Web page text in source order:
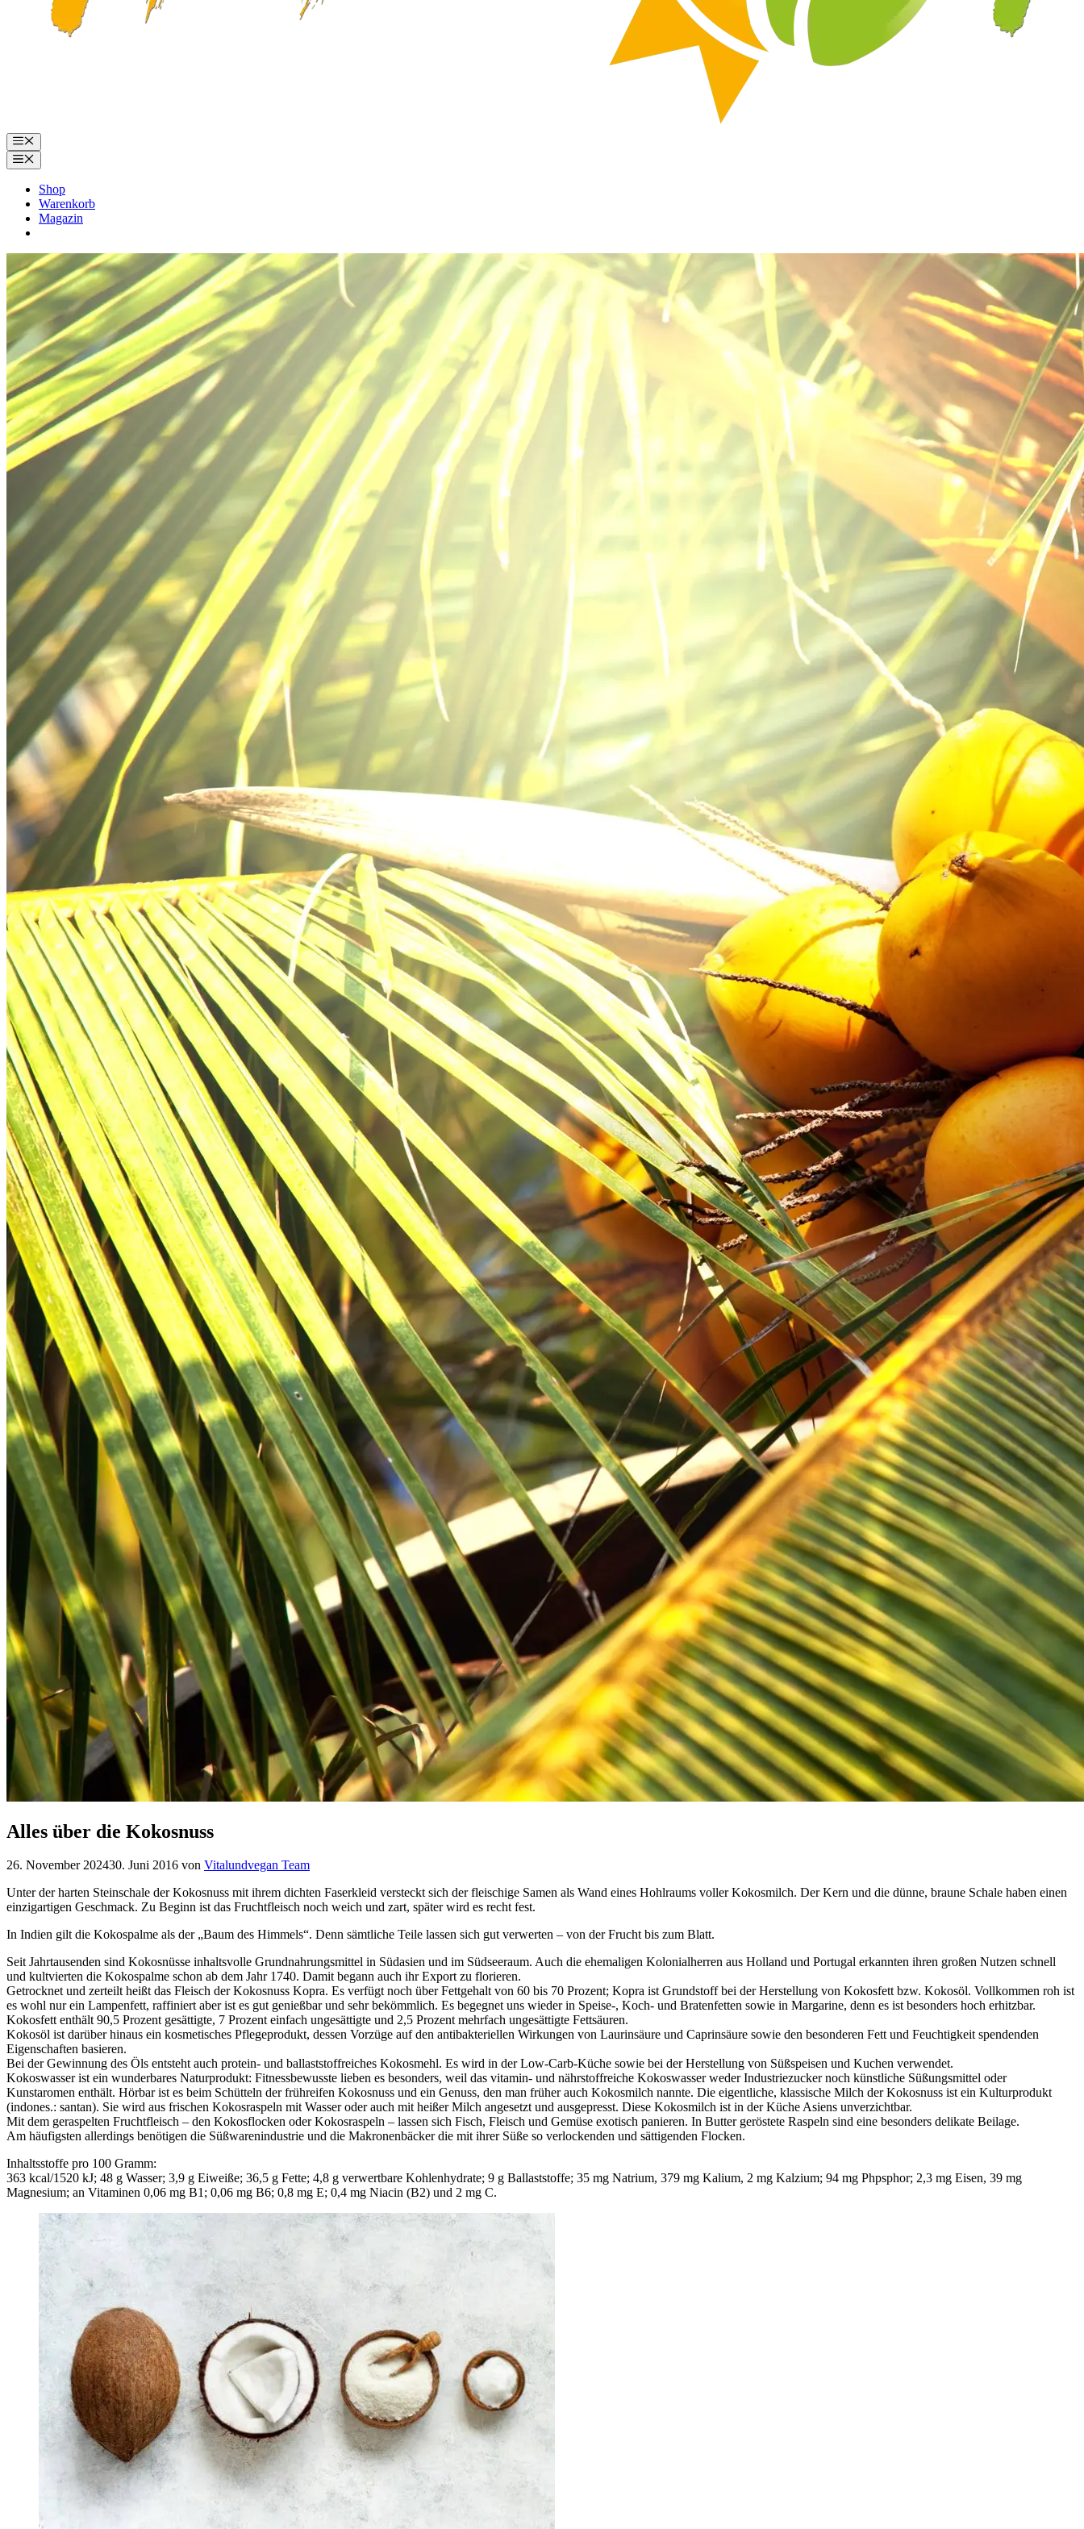
Menü
Menü
Shop
Warenkorb
Magazin
Alles über die Kokosnuss
26. November 202430. Juni 2016 von Vitalundvegan Team
Unter der harten Steinschale der Kokosnuss mit ihrem dichten Faserkleid versteckt sich der fleischige Samen als Wand eines Hohlraums voller Kokosmilch. Der Kern und die dünne, braune Schale haben einen
einzigartigen Geschmack. Zu Beginn ist das Fruchtfleisch noch weich und zart, später wird es recht fest.
In Indien gilt die Kokospalme als der „Baum des Himmels“. Denn sämtliche Teile lassen sich gut verwerten – von der Frucht bis zum Blatt.
Seit Jahrtausenden sind Kokosnüsse inhaltsvolle Grundnahrungsmittel in Südasien und im Südseeraum. Auch die ehemaligen Kolonialherren aus Holland und Portugal erkannten ihren großen Nutzen schnell
und kultvierten die Kokospalme schon ab dem Jahr 1740. Damit begann auch ihr Export zu florieren.
Getrocknet und zerteilt heißt das Fleisch der Kokosnuss Kopra. Es verfügt noch über Fettgehalt von 60 bis 70 Prozent; Kopra ist Grundstoff bei der Herstellung von Kokosfett bzw. Kokosöl. Vollkommen roh ist
es wohl nur ein Lampenfett, raffiniert aber ist es gut genießbar und sehr bekömmlich. Es begegnet uns wieder in Speise-, Koch- und Bratenfetten sowie in Margarine, denn es ist besonders hoch erhitzbar.
Kokosfett enthält 90,5 Prozent gesättigte, 7 Prozent einfach ungesättigte und 2,5 Prozent mehrfach ungesättigte Fettsäuren.
Kokosöl ist darüber hinaus ein kosmetisches Pflegeprodukt, dessen Vorzüge auf den antibakteriellen Wirkungen von Laurinsäure und Caprinsäure sowie den besonderen Fett und Feuchtigkeit spendenden
Eigenschaften basieren.
Bei der Gewinnung des Öls entsteht auch protein- und ballaststoffreiches Kokosmehl. Es wird in der Low-Carb-Küche sowie bei der Herstellung von Süßspeisen und Kuchen verwendet.
Kokoswasser ist ein wunderbares Naturprodukt: Fitnessbewusste lieben es besonders, weil das vitamin- und nährstoffreiche Kokoswasser weder Industriezucker noch künstliche Süßungsmittel oder
Kunstaromen enthält. Hörbar ist es beim Schütteln der frühreifen Kokosnuss und ein Genuss, den man früher auch Kokosmilch nannte. Die eigentliche, klassische Milch der Kokosnuss ist ein Kulturprodukt
(indones.: santan). Sie wird aus frischen Kokosraspeln mit Wasser oder auch mit heißer Milch angesetzt und ausgepresst. Diese Kokosmilch ist in der Küche Asiens unverzichtbar.
Mit dem geraspelten Fruchtfleisch – den Kokosflocken oder Kokosraspeln – lassen sich Fisch, Fleisch und Gemüse exotisch panieren. In Butter geröstete Raspeln sind eine besonders delikate Beilage.
Am häufigsten allerdings benötigen die Süßwarenindustrie und die Makronenbäcker die mit ihrer Süße so verlockenden und sättigenden Flocken.
Inhaltsstoffe pro 100 Gramm:
363 kcal/1520 kJ; 48 g Wasser; 3,9 g Eiweiße; 36,5 g Fette; 4,8 g verwertbare Kohlenhydrate; 9 g Ballaststoffe; 35 mg Natrium, 379 mg Kalium, 2 mg Kalzium; 94 mg Phpsphor; 2,3 mg Eisen, 39 mg
Magnesium; an Vitaminen 0,06 mg B1; 0,06 mg B6; 0,8 mg E; 0,4 mg Niacin (B2) und 2 mg C.